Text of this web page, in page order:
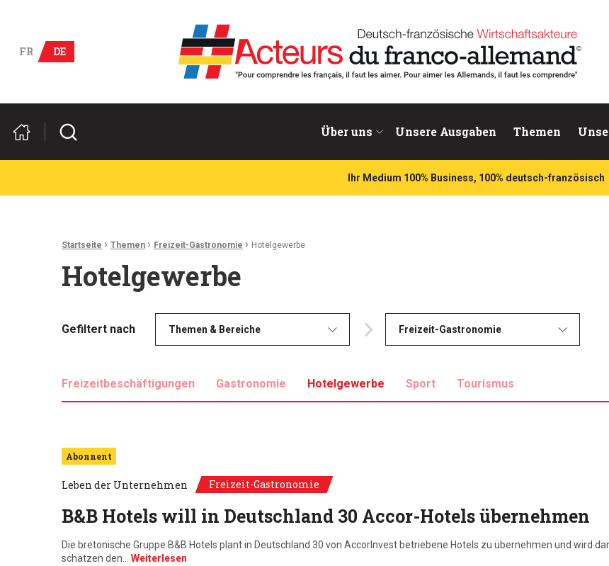
Deutsch-französische Wirtschaftsakteure
FR
DE
Über uns Unsere Ausgaben Themen
Suchen
Ihr Medium 100% Business, 100% deutsch-französisch
Ariadnefaden:
Startseite › Themen › Freizeit-Gastronomie › Hotelgewerbe
Hotelgewerbe
Gefiltert nach Themen & Bereiche Freizeit-Gastronomie
Freizeitbeschäftigungen Gastronomie Hotelgewerbe Sport Tourismus
Abonnent
Leben der Unternehmen Freizeit-Gastronomie
B&B Hotels will in Deutschland 30 Accor-Hotels übernehmen
Die bretonische Gruppe B&B Hotels plant in Deutschland 30 von AccorInvest betriebene Hotels zu übernehmen und wird
schätzen den… Weiterlesen